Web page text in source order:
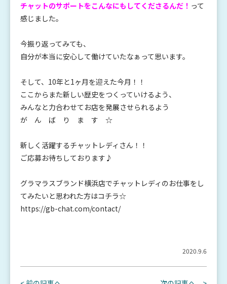
チャットのサポートをこんなにもしてくださるんだ！ って
感じました。
今振り返ってみても、
自分が本当に安心して働けていたなぁって思います。
そして、10年と1ヶ月を迎えた今月！！
ここからまた新しい歴史をつくっていけるよう、
みんなと力合わせてお店を発展させられるよう
が ん ば り ま す ☆
新しく活躍するチャットレディさん！！
ご応募お待ちしております♪
グラマラスブランド横浜店でチャットレディのお仕事をし
てみたいと思われた方はコチラ☆
https://gb-chat.com/contact/
2020.9.6